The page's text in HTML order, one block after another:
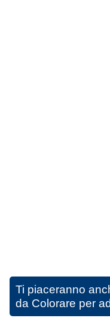
Ti piaceranno
da Colorare per